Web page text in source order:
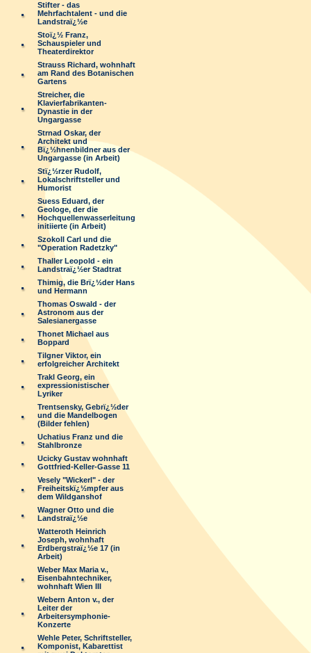
Stifter - das
Mehrfachtalent - und die
Landstraï¿½e
Stoï¿½ Franz,
Schauspieler und
Theaterdirektor
Strauss Richard, wohnhaft
am Rand des Botanischen
Gartens
Streicher, die
Klavierfabrikanten-
Dynastie in der
Ungargasse
Strnad Oskar, der
Architekt und
Bï¿½hnenbildner aus der
Ungargasse (in Arbeit)
Stï¿½rzer Rudolf,
Lokalschriftsteller und
Humorist
Suess Eduard, der
Geologe, der die
Hochquellenwasserleitung
initiierte (in Arbeit)
Szokoll Carl und die
"Operation Radetzky"
Thaller Leopold - ein
Landstraï¿½er Stadtrat
Thimig, die Brï¿½der Hans
und Hermann
Thomas Oswald - der
Astronom aus der
Salesianergasse
Thonet Michael aus
Boppard
Tilgner Viktor, ein
erfolgreicher Architekt
Trakl Georg, ein
expressionistischer
Lyriker
Trentsensky, Gebrï¿½der
und die Mandelbogen
(Bilder fehlen)
Uchatius Franz und die
Stahlbronze
Ucicky Gustav wohnhaft
Gottfried-Keller-Gasse 11
Vesely "Wickerl" - der
Freiheitskï¿½mpfer aus
dem Wildganshof
Wagner Otto und die
Landstraï¿½e
Watteroth Heinrich
Joseph, wohnhaft
Erdbergstraï¿½e 17 (in
Arbeit)
Weber Max Maria v.,
Eisenbahntechniker,
wohnhaft Wien III
Webern Anton v., der
Leiter der
Arbeitersymphonie-
Konzerte
Wehle Peter, Schriftsteller,
Komponist, Kabarettist